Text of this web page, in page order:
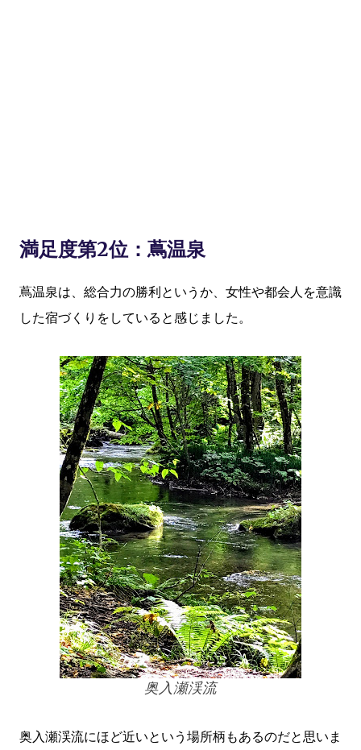
満足度第2位：蔦温泉
蔦温泉は、総合力の勝利というか、女性や都会人を意識
した宿づくりをしていると感じました。
奥入瀬渓流
奥入瀬渓流にほど近いという場所柄もあるのだと思いま